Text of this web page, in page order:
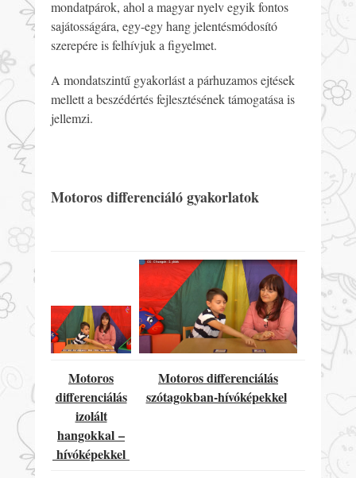
mondatpárok, ahol a magyar nyelv egyik fontos
sajátosságára, egy-egy hang jelentésmódosító
szerepére is felhívjuk a figyelmet.
A mondatszintű gyakorlást a párhuzamos ejtések
mellett a beszédértés fejlesztésének támogatása is
jellemzi.
Motoros differenciáló gyakorlatok
Motoros
differenciálás
izolált
hangokkal –
hívóképekkel
Motoros differenciálás
szótagokban-hívóképekkel